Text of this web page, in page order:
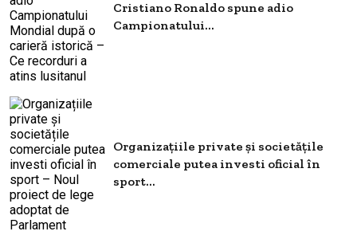
Cristiano Ronaldo spune adio
Campionatului...
Organizațiile private și societățile
comerciale putea investi oficial în
sport...